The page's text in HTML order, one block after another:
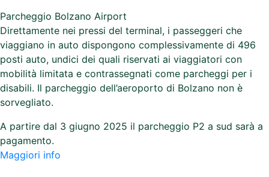
Parcheggio Bolzano Airport
Direttamente nei pressi del terminal, i passeggeri che
viaggiano in auto dispongono complessivamente di 496
posti auto, undici dei quali riservati ai viaggiatori con
mobilità limitata e contrassegnati come parcheggi per i
disabili. Il parcheggio dell’aeroporto di Bolzano non è
sorvegliato.
A partire dal 3 giugno 2025 il parcheggio P2 a sud sarà a
pagamento.
Maggiori info